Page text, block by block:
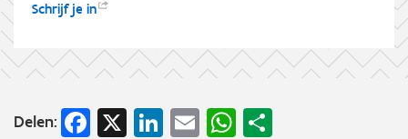
Schrijf je in
Delen: Facebook
X LinkedIn
EmailWhatsApp